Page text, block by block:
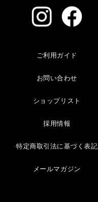
ご利用ガイド
お問い合わせ
ショップリスト
採用情報
特定商取引法に基づく表記
メールマガジン